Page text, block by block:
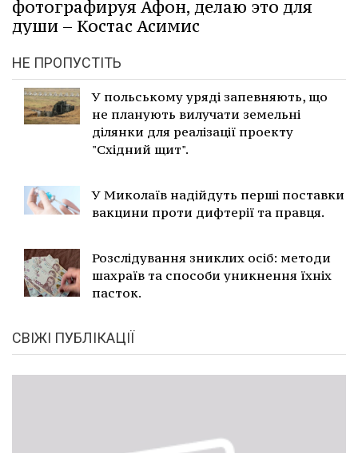
фотографируя Афон, делаю это для
души – Костас Асимис
НЕ ПРОПУСТІТЬ
У польському уряді запевняють, що
не планують вилучати земельні
ділянки для реалізації проекту
"Східний щит".
У Миколаїв надійдуть перші поставки
вакцини проти дифтерії та правця.
Розслідування зниклих осіб: методи
шахраїв та способи уникнення їхніх
пасток.
СВІЖІ ПУБЛІКАЦІЇ